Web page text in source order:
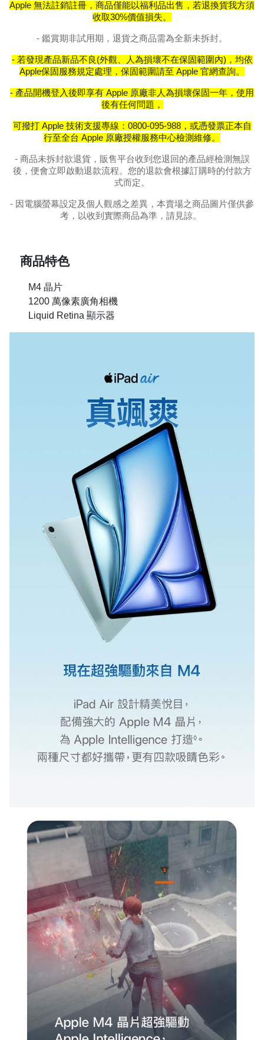
Apple 無法註銷註冊，商品僅能以福利品出售，若退換貨我方須
收取30%價值損失。
- 鑑賞期非試用期，退貨之商品需為全新未拆封。
- 若發現產品新品不良(外觀、人為損壞不在保固範圍內) ，均依
Apple保固服務規定處理，保固範圍請至 Apple 官網查詢。
- 產品開機登入後即享有 Apple 原廠非人為損壞保固一年，使用
後有任何問題，
可撥打Apple 技術支援專線： 0800-095-988， 或憑發票正本自
行至全台 Apple 原廠授權服務中心檢測維修。
- 商品未拆封欲退貨，販售平台收到您退回的產品經檢測無誤
後，便會立即啟動退款流程。您的退款會根據訂購時的付款方
式而定。
- 因電腦螢幕設定及個人觀感之差異，本賣場之商品圖片僅供參
考，以收到實際商品為準，請見諒。
商品特色
M4 晶片
1200 萬像素廣角相機
Liquid Retina 顯示器